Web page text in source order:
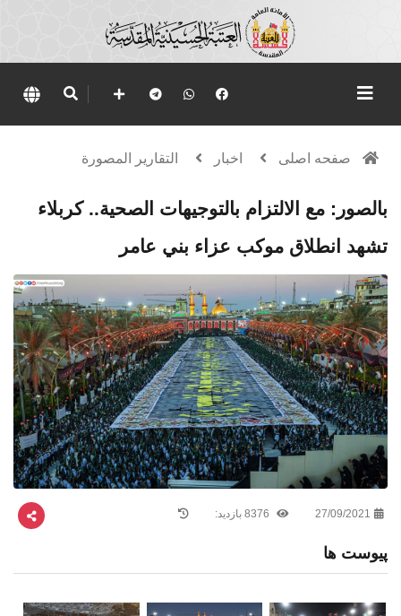
صفحه اصلی اخبار التقارير المصورة
بالصور: مع الالتزام بالتوجيهات الصحية.. كربلاء
تشهد انطلاق موكب عزاء بني عامر
27/09/2021
پیوست ها